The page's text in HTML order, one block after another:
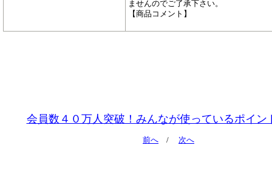
ませんのでご了承下さい。
【商品コメント】
会員数４０万人突破！みんなが使っているポイン
前へ / 次へ